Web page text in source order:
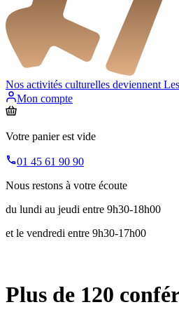
Nos activités culturelles deviennent
Mon compte
Votre panier est vide
01 45 61 90 90
Nous restons à votre écoute
du lundi au jeudi entre 9h30-18h00
et le vendredi entre 9h30-17h00
Plus de 120